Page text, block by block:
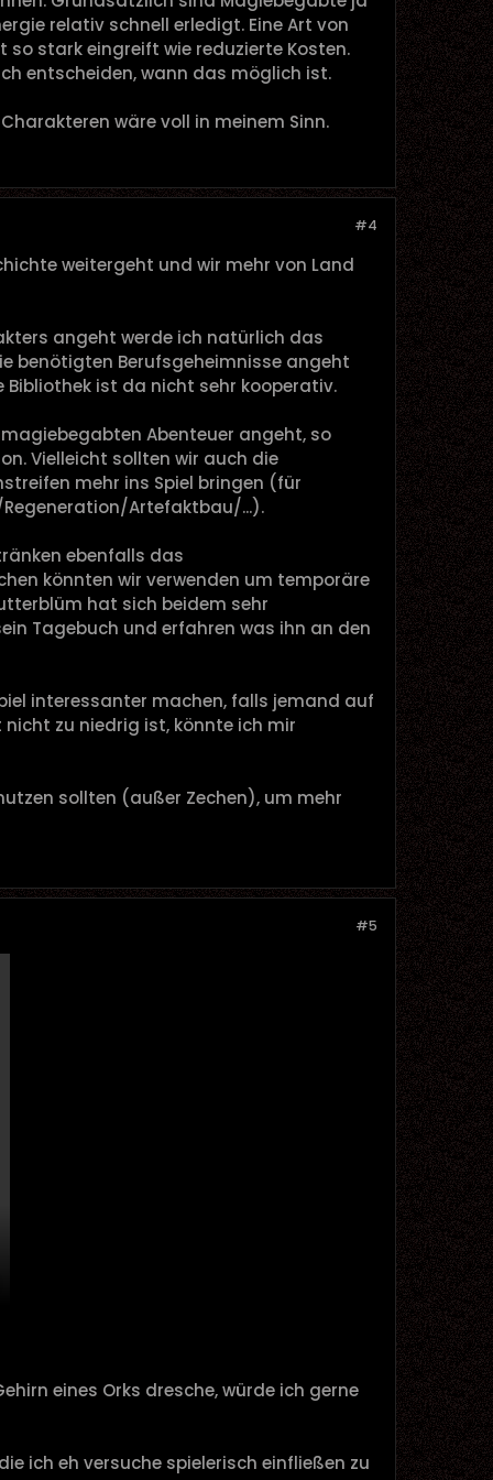
relativ schnell erledigt. Eine Art von
stark eingreift wie reduzierte Kosten.
entscheiden, wann das möglich ist.
wäre voll in meinem Sinn.
#4
weitergeht und wir mehr von Land
angeht werde ich natürlich das
benötigten Berufsgeheimnisse angeht
Bibliothek ist da nicht sehr kooperativ.
Abenteuer angeht, so
Vielleicht sollten wir auch die
mehr ins Spiel bringen (für
Artefaktbau/...).
ebenfalls das
könnten wir verwenden um temporäre
hat sich beidem sehr
Tagebuch und erfahren was ihn an den
interessanter machen, falls jemand auf
zu niedrig ist, könnte ich mir
sollten (außer Zechen), um mehr
#5
eines Orks dresche, würde ich gerne
ich eh versuche spielerisch einfließen zu